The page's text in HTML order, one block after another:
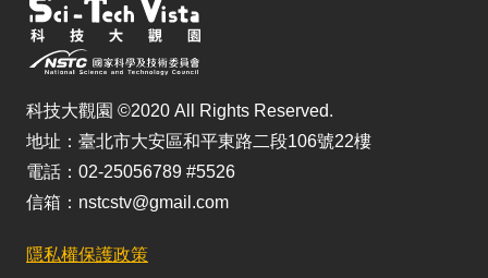
科技大觀園 ©2020 All Rights Reserved.
地址：臺北市大安區和平東路二段106號22樓
電話：02-25056789 #5526
信箱：nstcstv@gmail.com
隱私權保護政策